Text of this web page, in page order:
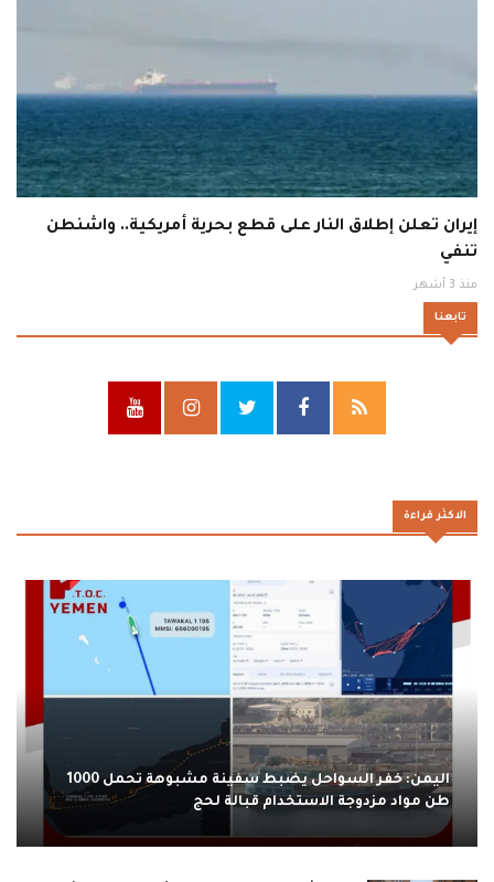
إيران تعلن إطلاق النار على قطع بحرية أمريكية.. واشنطن
تنفي
منذ 3 أشهر
تابعنا
الاكثر قراءة
اليمن: خفر السواحل يضبط سفينة مشبوهة تحمل 1000
طن مواد مزدوجة الاستخدام قبالة لحج